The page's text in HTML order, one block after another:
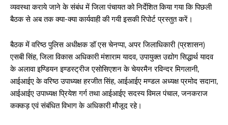
व्यवस्था कराये जाने के संबंध में जिला पंचायत को निर्देशित किया गया कि पिछली
बैठक से अब तक क्या-क्या कार्यवाही की गयी इसकी रिपोर्ट प्रस्तुत करें।
बैठक में वरिष्ठ पुलिस अधीक्षक डॉ एस चेनप्पा, अपर जिलाधिकारी (प्रशासन)
एसबी सिंह, जिला विकास अधिकारी मंशाराम यादव, उपायुक्त उद्योग सिद्धार्थ यादव
के अलावा इण्डियन इण्डस्ट्रीज एसोसिएशन के चेयरमैन रविन्दर मिगलानी,
आईआईए के वरिष्ठ उपाध्यक्ष हरजीत सिंह, आईआईए मण्डल अध्यक्ष प्रमोद सदाना,
आईआईए उपाध्यक्ष प्रियेश गर्ग तथा आईआईए सदस्य विमल पंचाल, जनकराज
कक्कड़ एवं संबंधित विभाग के अधिकारी मौजूद रहे।